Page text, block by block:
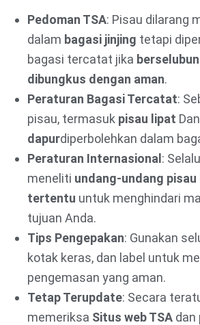
Pedoman TSA: Pisau dilarang
dalam bagasi jinjing tetapi
bagasi tercatat jika
dibungkus dengan aman.
Peraturan Bagasi Tercatat:
pisau, termasuk pisau lipat Dan
dapurdiperbolehkan dalam
Peraturan Internasional: Selalu
meneliti undang-undang
tertentu untuk menghindari
tujuan Anda.
Tips Pengepakan: Gunakan
kotak keras, dan label untuk
pengemasan yang aman.
Tetap Terupdate: Secara
memeriksa Situs web TSA dan